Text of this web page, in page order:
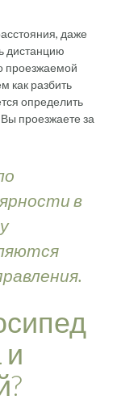
даже
дистанцию
проезжаемой
как разбить
определить
проезжаете за
в